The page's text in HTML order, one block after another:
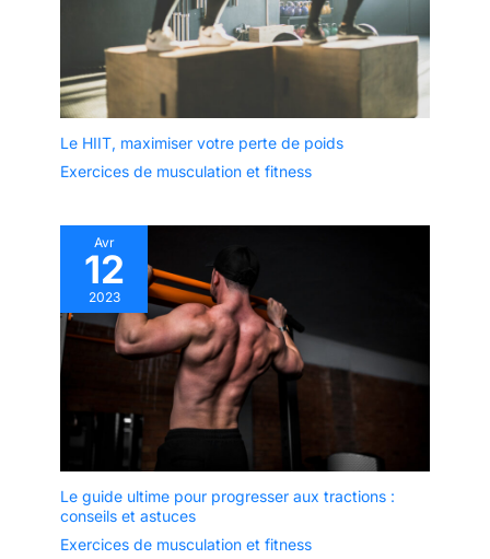
Le HIIT, maximiser votre perte de poids
Exercices de musculation et fitness
Avr
12
2023
Le guide ultime pour progresser aux tractions :
conseils et astuces
Exercices de musculation et fitness